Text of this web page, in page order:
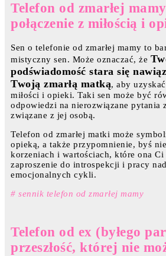
Telefon od zmarłej
połączenie z miłością i
Sen o telefonie od zmarłej mamy to
mistyczny sen. Może oznaczać, że
podświadomość stara się
Twoją zmarłą matką, aby
miłości i opieki. Taki sen może być
odpowiedzi na nierozwiązane pytania
związane z jej osobą.
Telefon od zmarłej matki może
opieką, a także przypomnienie, byś
korzeniach i wartościach, które ona Ci
zaproszenie do introspekcji i pracy
emocjonalnych cykli.
# sennik telefon od zmarłej mamy
Telefon od ex (byłego
przeszłość, której nie